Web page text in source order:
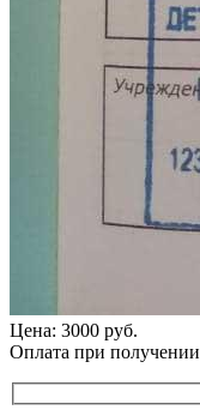
Цена: 3000 руб.
Оплата при получении